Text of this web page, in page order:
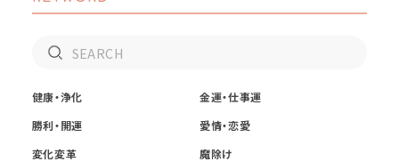
健康・浄化
金運・仕事運
勝利・開運
愛情・恋愛
変化変革
魔除け